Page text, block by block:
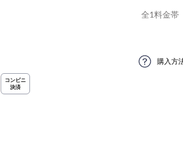
全1料金帯
購入方